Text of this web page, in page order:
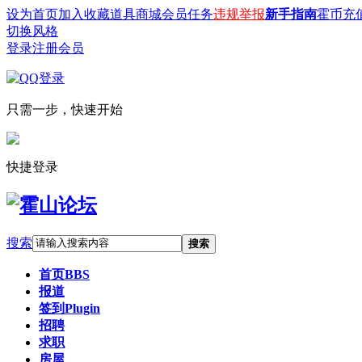
设为首页加入收藏道具商城会员任务违规举报新手指南霍币充
切换风格
登录注册会员
只需一步，快速开始
快捷登录
搜索 搜索
首页BBS
报道
签到Plugin
招聘
求职
房屋